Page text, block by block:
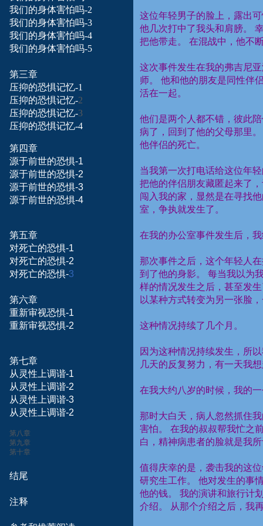
我们的身体害怕吗-2
我们的身体害怕吗-3
我们的身体害怕吗-4
我们的身体害怕吗-5
第三章
压抑的恐惧记忆-1
压抑的恐惧记忆-2
压抑的恐惧记忆-3
压抑的恐惧记忆-4
第四章
源于前世的恐惧-1
源于前世的恐惧-2
源于前世的恐惧-3
源于前世的恐惧-4
第五章
对死亡的恐惧-1
对死亡的恐惧-2
对死亡的恐惧-3
第六章
重新审视恐惧-1
重新审视恐惧-2
第七章
从灵性上调谐-1
从灵性上调谐-2
从灵性上调谐-3
从灵性上调谐-2
第八章
第九章
第十章
结尾
注释
这位年轻男子的脸上，露出
他几次打中了我头和肩膀。
把他带走。
在混战中，他不
这次事件发生在我的弗吉尼
师。
他和他的朋友是同性伴
活在一起。
他们是两个人都不错，彼此
病了，回到了他的父母那里。
他伴侣的死亡。
当我第一次打电话给这位年
把他的伴侣朋友藏匿起来了
闯入我的家，显然是在寻找
室，争执就发生了。
在我的办公室事件发生后，
那次事件之后，这个年轻人
到了他的身影。
每当我以为
样的情况发生之后，甚至发
以某种方式转变为另一张脸
这种情况持续了几个月。
因为这种情况持续发生，所
几天的反复努力，有一天我
在我大约八岁的时候，我的
那时大白天，病人忽然抓住
害怕。
在我的叔叔帮我忙之
白，精神病患者的脸就是我
值得庆幸的是，袭击我的这
研究生工作。
他对发生的事
他的钱。
我的演讲和旅行计
介绍。
从那个介绍之后，我